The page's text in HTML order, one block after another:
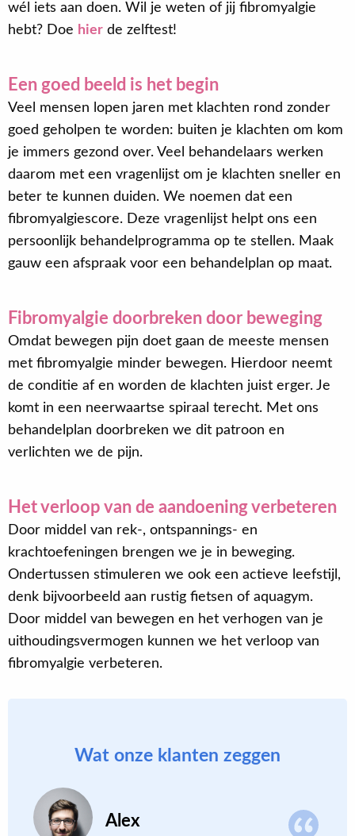
wél iets aan doen. Wil je weten of jij fibromyalgie
hebt? Doe hier de zelftest!
Een goed beeld is het begin
Veel mensen lopen jaren met klachten rond zonder
goed geholpen te worden: buiten je klachten om kom
je immers gezond over. Veel behandelaars werken
daarom met een vragenlijst om je klachten sneller en
beter te kunnen duiden. We noemen dat een
fibromyalgiescore. Deze vragenlijst helpt ons een
persoonlijk behandelprogramma op te stellen. Maak
gauw een afspraak voor een behandelplan op maat.
Fibromyalgie doorbreken door beweging
Omdat bewegen pijn doet gaan de meeste mensen
met fibromyalgie minder bewegen. Hierdoor neemt
de conditie af en worden de klachten juist erger. Je
komt in een neerwaartse spiraal terecht. Met ons
behandelplan doorbreken we dit patroon en
verlichten we de pijn.
Het verloop van de aandoening verbeteren
Door middel van rek-, ontspannings- en
krachtoefeningen brengen we je in beweging.
Ondertussen stimuleren we ook een actieve leefstijl,
denk bijvoorbeeld aan rustig fietsen of aquagym.
Door middel van bewegen en het verhogen van je
uithoudingsvermogen kunnen we het verloop van
fibromyalgie verbeteren.
Wat onze klanten zeggen
Alex